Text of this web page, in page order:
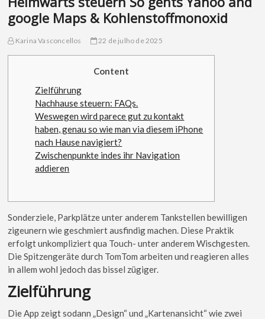
google Maps & Kohlenstoffmonoxid
Karina Vasconcellos 22 de julho de 2025
Content
Zielführung
Nachhause steuern: FAQs.
Weswegen wird parece gut zu kontakt
haben, genau so wie man via diesem iPhone
nach Hause navigiert?
Zwischenpunkte indes ihr Navigation
addieren
Sonderziele, Parkplätze unter anderem Tankstellen bewilligen
zigeunern wie geschmiert ausfindig machen. Diese Praktik
erfolgt unkompliziert qua Touch- unter anderem Wischgesten.
Die Spitzengeräte durch TomTom arbeiten und reagieren alles
in allem wohl jedoch das bissel zügiger.
Zielführung
Die App zeigt sodann „Design“ und „Kartenansicht“ wie zwei